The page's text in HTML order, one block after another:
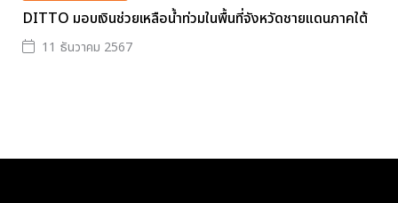
DITTO มอบเงินช่วยเหลือน้ำท่วมในพื้นที่จังหวัดชายแดนภาคใต้
11 ธันวาคม 2567